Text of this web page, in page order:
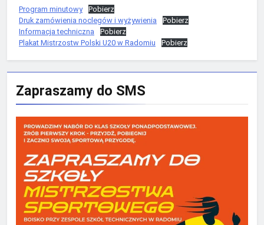
Program minutowy
Pobierz
Druk zamówienia noclegów i wyżywienia
Pobierz
Informacja techniczna
Pobierz
Plakat Mistrzostw Polski U20 w Radomiu
Pobierz
Zapraszamy do SMS